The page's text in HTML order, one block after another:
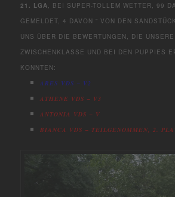
21. LGA, BEI SUPER-TOLLEM WETTER, 99
GEMELDET, 4 DAVON ” VON DEN
UNS ÜBER DIE BEWERTUNGEN, DIE
ZWISCHENKLASSE UND BEI DEN PUPPIES
KONNTEN:
ARES VDS – V2
ATHENE VDS – V3
ANTONIA VDS – V
BIANCA VDS – TEILGENOMMEN, 2.